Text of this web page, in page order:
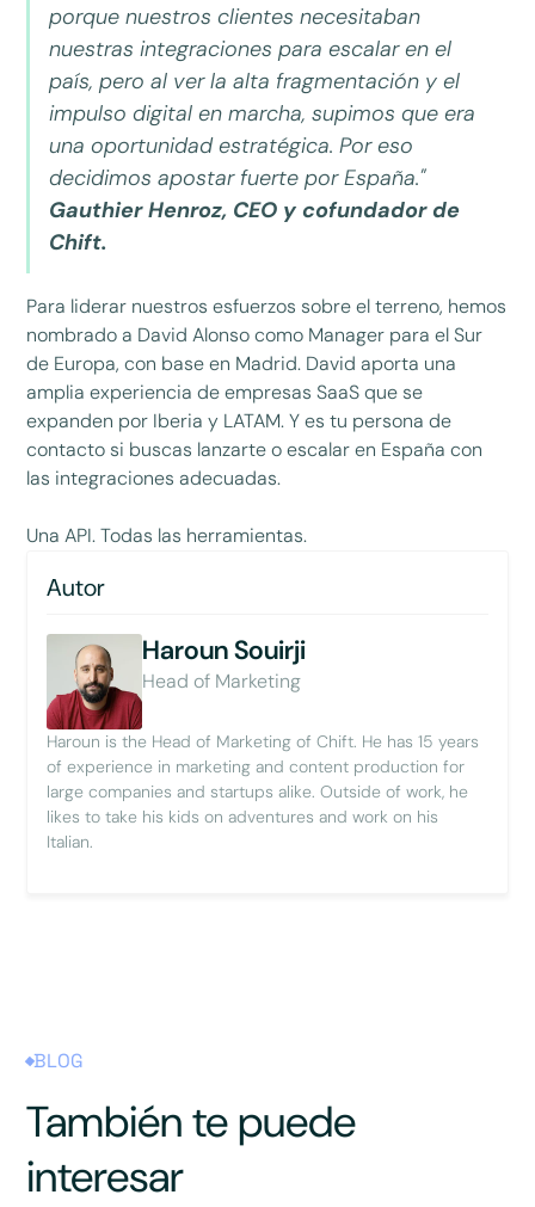
Autor
Haroun Souirji
Head of Marketing
Haroun is the Head of Marketing of Chift. He has 15 years
of experience in marketing and content production for
large companies and startups alike. Outside of work, he
likes to take his kids on adventures and work on his
Italian.
porque nuestros clientes necesitaban
nuestras integraciones para escalar en el
país, pero al ver la alta fragmentación y el
impulso digital en marcha, supimos que era
una oportunidad estratégica. Por eso
decidimos apostar fuerte por España."
Gauthier Henroz, CEO y cofundador de
Chift.
Para liderar nuestros esfuerzos sobre el terreno, hemos
nombrado a David Alonso como Manager para el Sur
de Europa, con base en Madrid. David aporta una
amplia experiencia de empresas SaaS que se
expanden por Iberia y LATAM. Y es tu persona de
contacto si buscas lanzarte o escalar en España con
las integraciones adecuadas.
Una API. Todas las herramientas.
BLOG
También te puede
interesar